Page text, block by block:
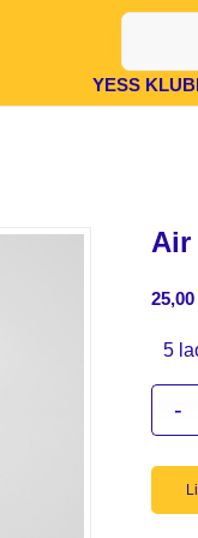
YESS
Air
5